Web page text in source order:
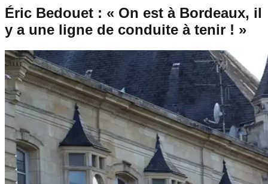
Éric Bedouet : « On est à Bordeaux, il
y a une ligne de conduite à tenir ! »